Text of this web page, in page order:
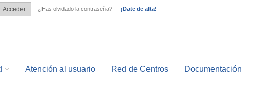
Acceder ¿Has olvidado la contraseña? ¡Date de alta!
Atención al usuario Red de Centros Documentación